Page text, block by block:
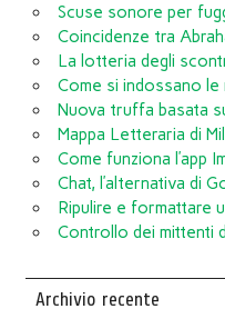
Scuse sonore per
Coincidenze tra
La lotteria degli
Come si indossano le
Nuova truffa basata
Mappa Letteraria di
Come funziona l’app
Chat, l’alternativa di
Ripulire e formattare
Controllo dei mittenti
Archivio recente